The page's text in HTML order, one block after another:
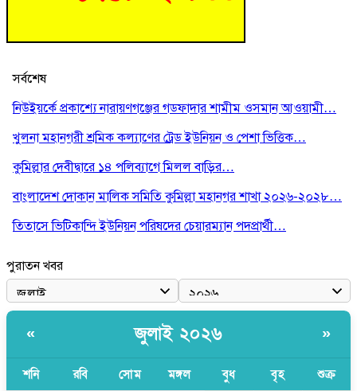
সর্বশেষ
নিউইয়র্কে প্রকাশ্যে নারায়ণগঞ্জের গডফাদার শামীম ওসমান আওয়ামী…
খুলনা মহানগরী শ্রমিক কল্যাণের ট্রেড ইউনিয়ন ও পেশা ভিত্তিক…
কুমিল্লার দেবীদ্বারে ১৪ পলিব‍্যাগে মিলল বাড়ির…
বাংলাদেশ দোকান মালিক সমিতি কুমিল্লা মহানগর শাখা ২০২৬-২০২৮…
তিতাসে ভিটিকান্দি ইউনিয়ন পরিষদের চেয়ারম্যান পদপ্রার্থী…
পুরাতন খবর
« জুলাই ২০২৬ »
শনি রবি সোম মঙ্গল বুধ বৃহ শুক্র